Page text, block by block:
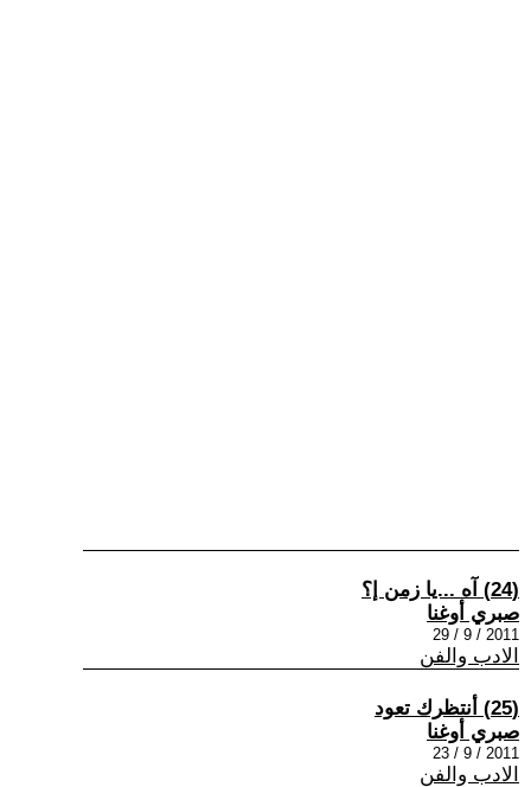
(24) آه ...يا زمن إ؟
صبري أوغنا
2011 / 9 / 29
الادب والفن
(25) أنتظرك تعود
صبري أوغنا
2011 / 9 / 23
الادب والفن